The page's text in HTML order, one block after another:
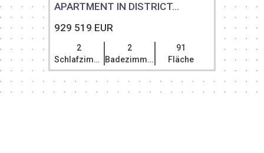
APARTMENT IN DISTRICT...
929 519 EUR
2
Schlafzimmer
2
Badezimmer
91
Fläche